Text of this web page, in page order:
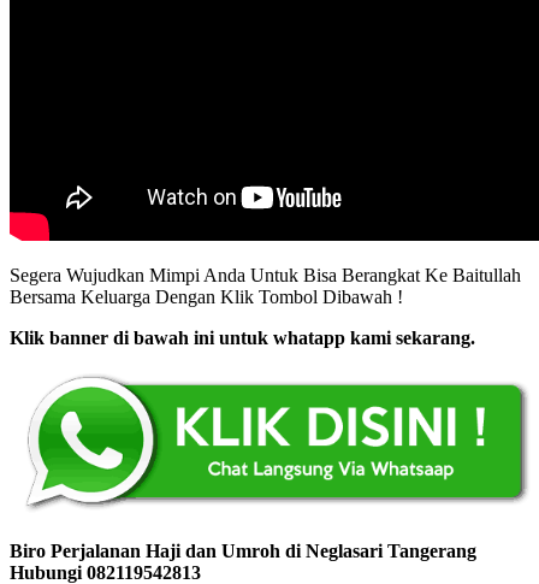
Segera Wujudkan Mimpi Anda Untuk Bisa Berangkat Ke Baitullah
Bersama Keluarga Dengan Klik Tombol Dibawah !
Klik banner di bawah ini untuk whatapp kami sekarang.
Biro Perjalanan Haji dan Umroh di Neglasari Tangerang
Hubungi 082119542813